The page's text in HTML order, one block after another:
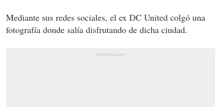
Mediante sus redes sociales, el ex DC United colgó una
fotografía donde salía disfrutando de dicha ciudad.